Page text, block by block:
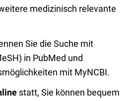
medizinisch relevante
Sie die Suche mit
in PubMed und
mit MyNCBI.
statt, Sie können bequem